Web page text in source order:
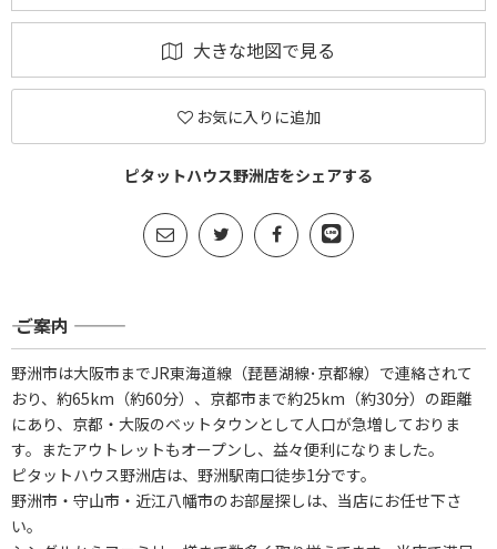
大きな地図で見る
お気に入りに追加
ピタットハウス野洲店をシェアする
――― ご案内 ―――
野洲市は大阪市までJR東海道線（琵琶湖線･京都線）で連絡されて
おり、約65km（約60分）、京都市まで約25km（約30分）の距離
にあり、京都・大阪のベットタウンとして人口が急増しておりま
す。またアウトレットもオープンし、益々便利になりました。
ピタットハウス野洲店は、野洲駅南口徒歩1分です。
野洲市・守山市・近江八幡市のお部屋探しは、当店にお任せ下さ
い。